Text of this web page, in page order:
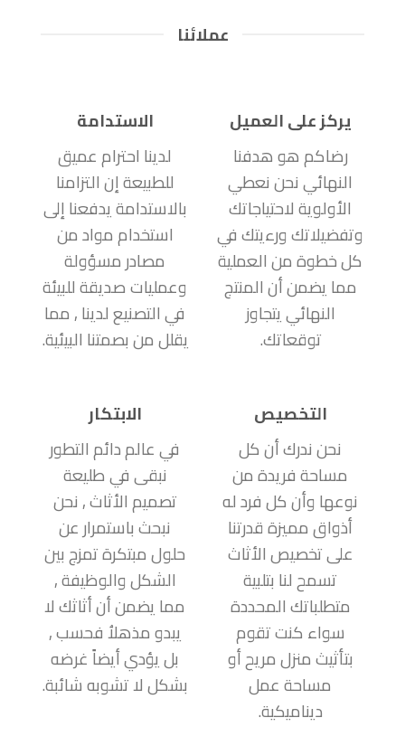
عملائنا
يركز على العميل
رضاكم هو هدفنا
النهائي نحن نعطي
الأولوية لاحتياجاتك
وتفضيلاتك ورءيتك في
كل خطوة من العملية
مما يضمن أن المنتج
النهائي يتجاوز
توقعاتك.
الاستدامة
لدينا احترام عميق
للطبيعة إن التزامنا
بالاستدامة يدفعنا إلى
استخدام مواد من
مصادر مسؤولة
وعمليات صديقة للبيئة
في التصنيع لدينا , مما
يقلل من بصمتنا البيئية.
التخصيص
نحن ندرك أن كل
مساحة فريدة من
نوعها وأن كل فرد له
أذواق مميزة قدرتنا
على تخصيص الأثاث
تسمح لنا بتلبية
متطلباتك المحددة
سواء كنت تقوم
بتأثيث منزل مريح أو
مساحة عمل
ديناميكية.
الابتكار
في عالم دائم التطور
نبقى في طليعة
تصميم الأثاث , نحن
نبحث باستمرار عن
حلول مبتكرة تمزج بين
الشكل والوظيفة ,
مما يضمن أن أثاثك لا
يبدو مذهلاُ فحسب ,
بل يؤدي أيضاً غرضه
بشكل لا تشوبه شائبة.